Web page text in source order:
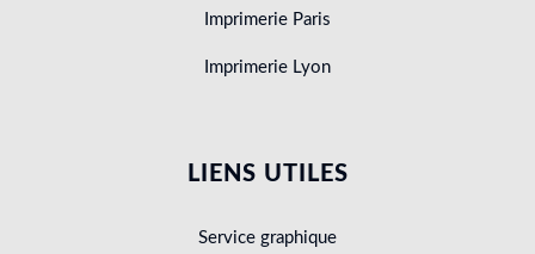
Imprimerie Paris
Imprimerie Lyon
LIENS UTILES
Service graphique